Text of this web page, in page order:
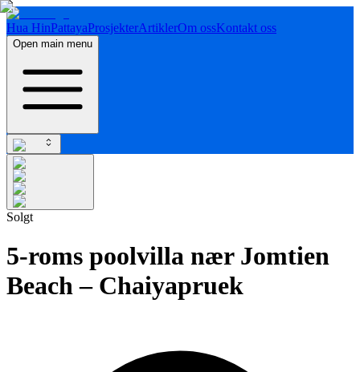
Hua HinPattayaProsjekterArtiklerOm ossKontakt oss
Open main menu
Solgt
5-roms poolvilla nær Jomtien
Beach – Chaiyapruek